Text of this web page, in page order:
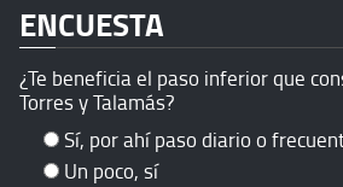
ENCUESTA
¿Te beneficia el paso inferior que
Torres y Talamás?
Sí, por ahí paso diario o
Un poco, sí